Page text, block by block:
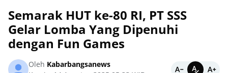
Semarak HUT ke-80 RI, PT SSS
Gelar Lomba Yang Dipenuhi
dengan Fun Games
Oleh Kabarbangsanews